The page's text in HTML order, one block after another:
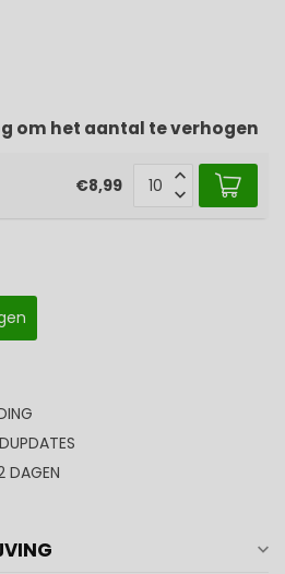
om het aantal te verhogen
€8,99
DAGEN